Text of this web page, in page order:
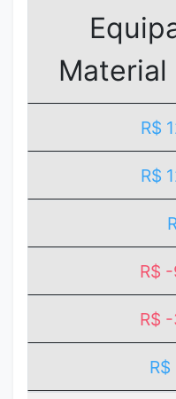
Material
R$
R$
R$
R$